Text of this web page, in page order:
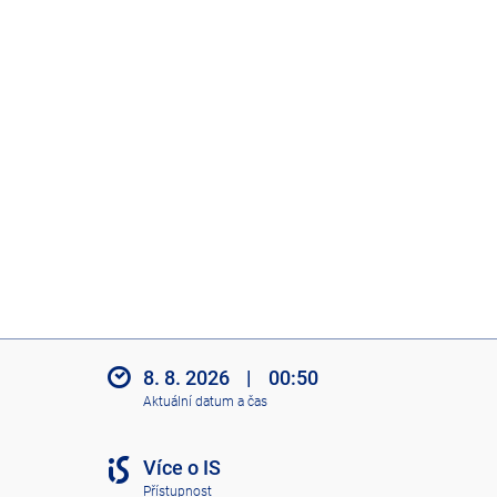
8. 8. 2026 | 00:50
Aktuální datum a čas
Více o IS
Přístupnost